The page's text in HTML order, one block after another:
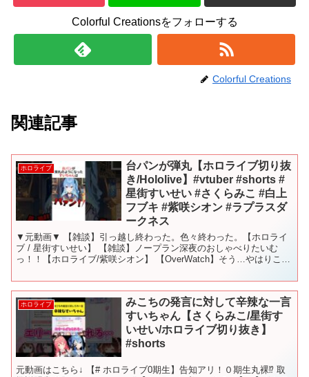
Colorful Creationsをフォローする
Colorful Creations
関連記事
ホロライブ
台パンが弾丸【ホロライブ切り抜
き/Hololive】#vtuber #shorts #
星街すいせい #さくらみこ #白上
フブキ #紫咲シオン #ラプラスダ
ークネス
▼元動画▼ 【雑談】引っ越し終わった。色々終わった。【ホロライ
ブ / 星街すいせい】 【雑談】ノープラン深夜のおしゃべりたいむ
っ！！【ホロライブ/紫咲シオン】 【OverWatch】そう…やはりこの
ホロライブ
みこちの発言に対して辛辣な一言
すいちゃん【さくらみこ/星街す
いせい/ホロライブ切り抜き】
#shorts
元動画はこちら↓ 【# ホロライブ0期生】告知アリ！０期生丸裸⁉ 取